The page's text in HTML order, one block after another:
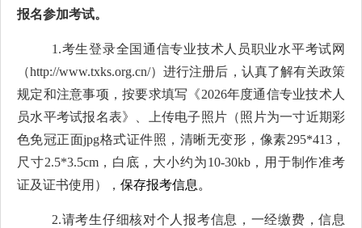
报名参加考试。
1.考生登录全国通信专业技术人员职业水平考试网
（http://www.txks.org.cn/）进行注册后，认真了解有关政策
规定和注意事项，按要求填写《2026年度通信专业技术人
员水平考试报名表》、上传电子照片（照片为一寸近期彩
色免冠正面jpg格式证件照，清晰无变形，像素295*413，
尺寸2.5*3.5cm，白底，大小约为10-30kb，用于制作准考
证及证书使用）， 保存报考信息。
2.请考生仔细核对个人报考信息，一经缴费，信息